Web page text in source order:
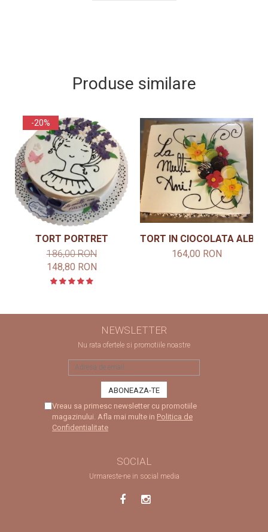
Produse similare
-20%
TORT PORTRET
186,00 RON
148,80 RON
TORT IN CIOCOLATA ALBA
164,00 RON
NEWSLETTER
Nu rata ofertele si promotiile noastre
Vreau sa primesc newsletter cu promotiile
magazinului. Afla mai multe in Politica de
Confidentialitate
SOCIAL
Urmareste-ne in social media